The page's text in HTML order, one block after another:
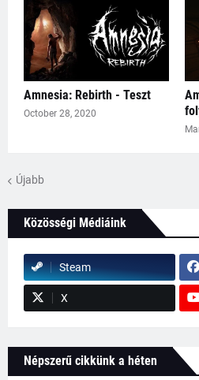
Amnesia: Rebirth - Teszt
October 28, 2020
Újabb
Közösségi Médiáink
Steam
X
Népszerű cikkünk a héten